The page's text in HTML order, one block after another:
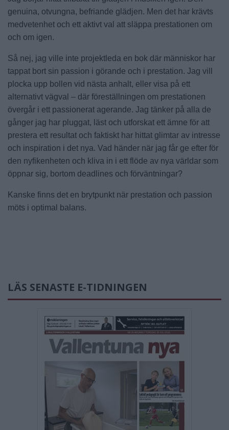
genuina, otvungna, befriande glädjen. Men det har krävts
medvetenhet och ett aktivt val att släppa prestationen om
och om igen.
Så nej, jag ville inte projektleda en bok där människor har
tappat bort sin passion i görande och i prestation. Jag vill
plocka upp bollen vid nästa anhalt, eller visa på ett
alternativt vägval – där föreställningen om prestationen
övergår i ett passionerat agerande. Jag tänker på alla de
gånger jag har pluggat, läst och utforskat ett ämne för att
prestera ett resultat och faktiskt har hittat glimtar av intresse
och inspiration i det nya. Vad händer när jag får ge efter för
den nyfikenheten och kliva in i ett flöde av nya världar som
öppnar sig, bortom deadlines och förväntningar?
Kanske finns det en brytpunkt när prestation och passion
möts i optimal balans.
LÄS SENASTE E-TIDNINGEN